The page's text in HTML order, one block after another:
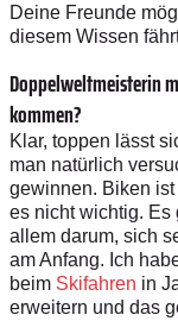
Deine Freunde
diesem Wissen
Doppelweltmeisterin
kommen?
Klar, toppen lässt
man natürlich
gewinnen. Biken
es nicht wichtig. Es
allem darum, sich
am ­Anfang. Ich
beim Skifahren in
erweitern und das